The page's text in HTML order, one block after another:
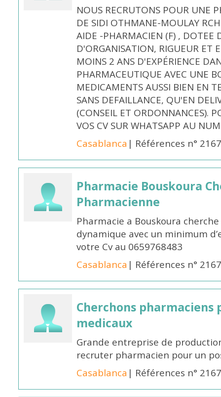
NOUS RECRUTONS POUR UNE
DE SIDI OTHMANE-MOULAY
AIDE -PHARMACIEN (F) , DOTEE
D'ORGANISATION, RIGUEUR ET
MOINS 2 ANS D'EXPÉRIENCE
PHARMACEUTIQUE AVEC UNE
MEDICAMENTS AUSSI BIEN EN
SANS DEFAILLANCE, QU'EN
(CONSEIL ET ORDONNANCES).
VOS CV SUR WHATSAPP AU
Casablanca | Références n°
Pharmacie Bouskoura
Pharmacienne
Pharmacie a Bouskoura
dynamique avec un minimum
votre Cv au 0659768483
Casablanca | Références n°
Cherchons
medicaux
Grande entreprise de
recruter pharmacien pour un
Casablanca | Références n°